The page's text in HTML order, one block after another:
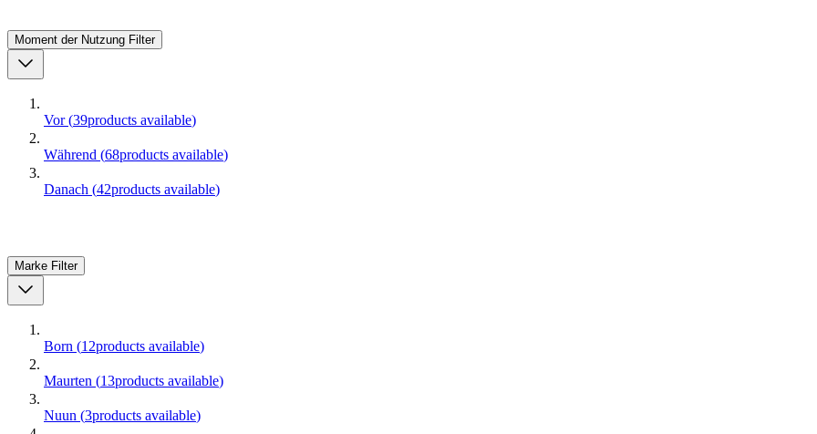
Moment der Nutzung Filter
Vor (39products available)
Während (68products available)
Danach (42products available)
Marke Filter
Born (12products available)
Maurten (13products available)
Nuun (3products available)